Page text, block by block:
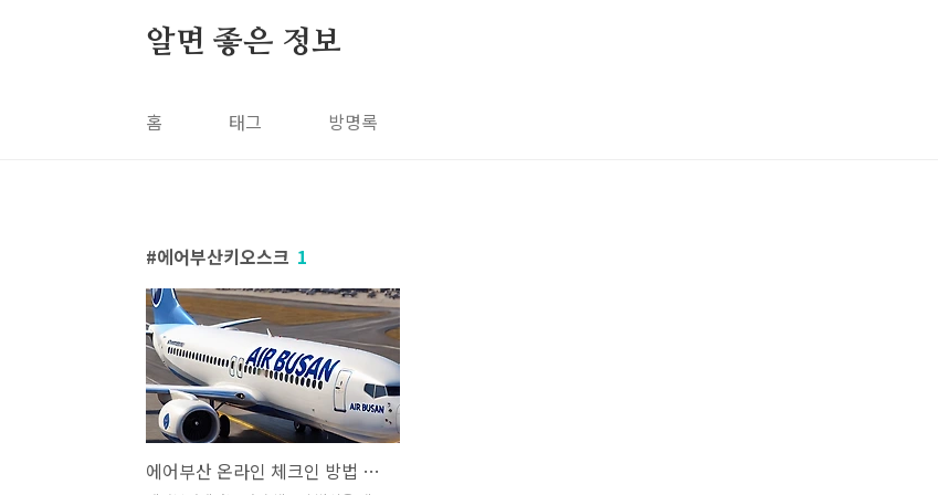
알면 좋은 정보
홈 태그 방명록
에어부산키오스크 1
에어부산 온라인 체크인 방법 총정리 - 항공권 셀프체크인 웹, 모바일, 키오스크 완벽 가이드, 쉽고 빠르게!